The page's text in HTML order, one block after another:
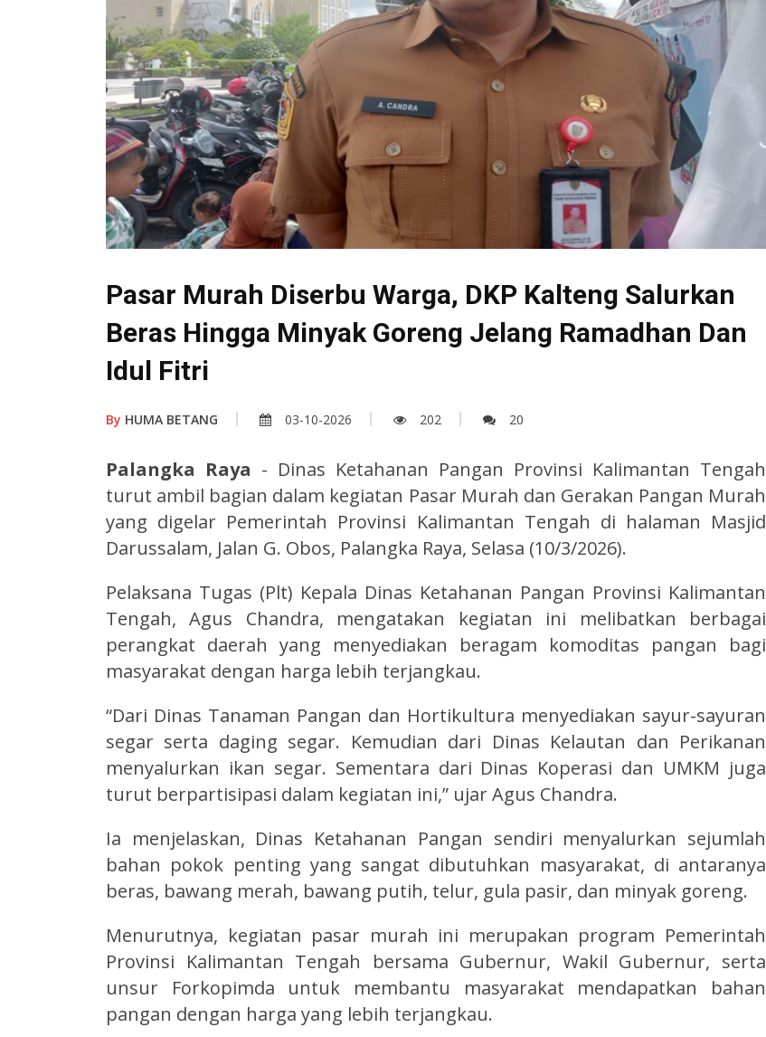
Pasar Murah Diserbu Warga, DKP Kalteng Salurkan
Beras Hingga Minyak Goreng Jelang Ramadhan Dan
Idul Fitri
By HUMA BETANG 03-10-2026 202 20
Palangka Raya - Dinas Ketahanan Pangan Provinsi Kalimantan Tengah
turut ambil bagian dalam kegiatan Pasar Murah dan Gerakan Pangan Murah
yang digelar Pemerintah Provinsi Kalimantan Tengah di halaman Masjid
Darussalam, Jalan G. Obos, Palangka Raya, Selasa (10/3/2026).
Pelaksana Tugas (Plt) Kepala Dinas Ketahanan Pangan Provinsi Kalimantan
Tengah, Agus Chandra, mengatakan kegiatan ini melibatkan berbagai
perangkat daerah yang menyediakan beragam komoditas pangan bagi
masyarakat dengan harga lebih terjangkau.
“Dari Dinas Tanaman Pangan dan Hortikultura menyediakan sayur-sayuran
segar serta daging segar. Kemudian dari Dinas Kelautan dan Perikanan
menyalurkan ikan segar. Sementara dari Dinas Koperasi dan UMKM juga
turut berpartisipasi dalam kegiatan ini,” ujar Agus Chandra.
Ia menjelaskan, Dinas Ketahanan Pangan sendiri menyalurkan sejumlah
bahan pokok penting yang sangat dibutuhkan masyarakat, di antaranya
beras, bawang merah, bawang putih, telur, gula pasir, dan minyak goreng.
Menurutnya, kegiatan pasar murah ini merupakan program Pemerintah
Provinsi Kalimantan Tengah bersama Gubernur, Wakil Gubernur, serta
unsur Forkopimda untuk membantu masyarakat mendapatkan bahan
pangan dengan harga yang lebih terjangkau.